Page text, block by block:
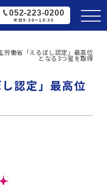
052-223-0200
平日9:30〜18:30
労働省「えるぼし認定」最高位
となる3つ星を取得
認定」最高位